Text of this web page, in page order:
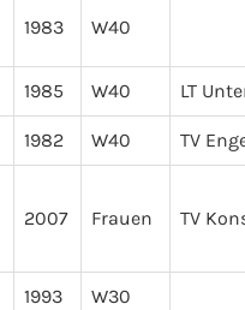
1983 W40
1985 W40 LT
1982 W40 TV
2007 Frauen TV
1993 W30